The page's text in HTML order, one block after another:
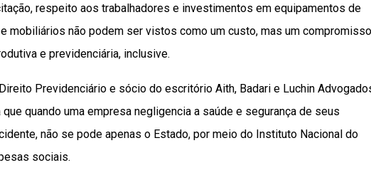
respeito aos trabalhadores e investimentos em equipamentos de
mobiliários não podem ser vistos como um custo, mas um compromisso
e previdenciária, inclusive.
Previdenciário e sócio do escritório Aith, Badari e Luchin
que quando uma empresa negligencia a saúde e segurança de seus
não se pode apenas o Estado, por meio do Instituto Nacional do
sociais.